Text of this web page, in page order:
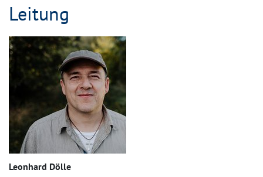
Leitung
Leonhard Dölle